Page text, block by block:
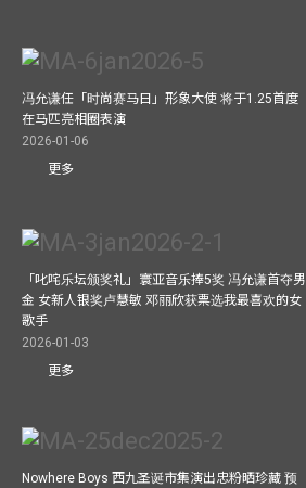
冯允谦任「时尚赛马日」形象大使 将于1.25首度
在马匹亮相圈表演
2026-01-06
更多
「叱咤乐坛颁奖礼」寰亚音乐捧5奖 冯允谦首夺男
金 女新人银奖卢慧敏 邓丽欣获票选我最喜欢的女
歌手
2026-01-03
更多
Nowhere Boys 西九圣诞市集演出忠粉晒珍藏 预